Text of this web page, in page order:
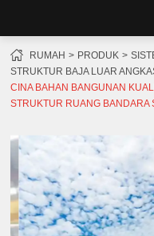
RUMAH PRODUK
STRUKTUR BAJA LUAR
CINA BAHAN BANGUNAN
STRUKTUR RUANG BANDARA